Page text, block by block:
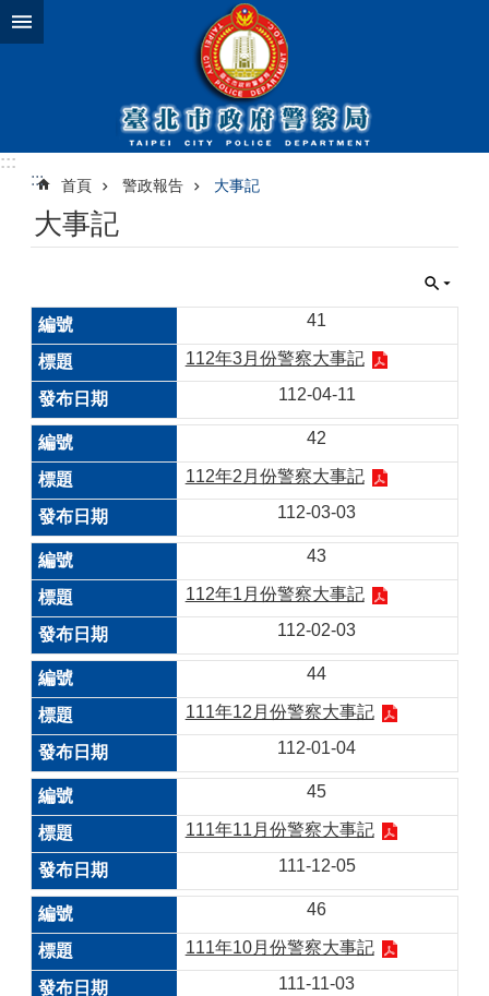
跳到主要內容區塊
:::
:::
首頁 警政報告 大事記
大事記
41
112年3月份警察大事記
112-04-11
42
112年2月份警察大事記
112-03-03
43
112年1月份警察大事記
112-02-03
44
111年12月份警察大事記
112-01-04
45
111年11月份警察大事記
111-12-05
46
111年10月份警察大事記
111-11-03